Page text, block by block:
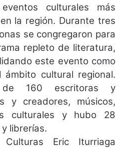
culturales más
la región. Durante tres
se congregaron para
repleto de literatura,
este evento como
cultural regional.
de 160 escritoras y
y creadores, músicos,
culturales y hubo 28
librerías.
Eric Iturriaga